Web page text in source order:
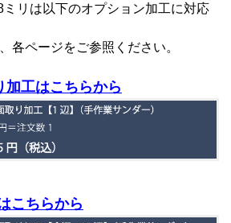
リは以下のオプション加工に対応
各ページをご参照ください。
工はこちらから
こちらから